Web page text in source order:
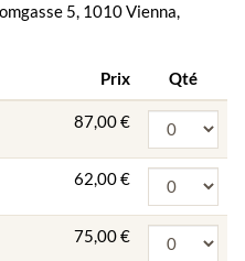
5, 1010 Vienna,
Prix Qté
87,00 €
62,00 €
75,00 €